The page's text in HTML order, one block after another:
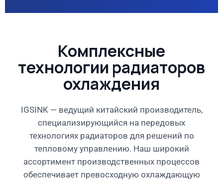
Комплексные
технологии радиаторов
охлаждения
IGSINK — ведущий китайский производитель,
специализирующийся на передовых
технологиях радиаторов для решений по
тепловому управлению. Наш широкий
ассортимент производственных процессов
обеспечивает превосходную охлаждающую